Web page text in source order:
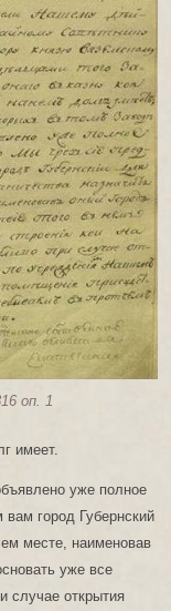
оп. 1
имеет.
уже полное
город Губернский
месте, наименовав
уже все
случае открытия